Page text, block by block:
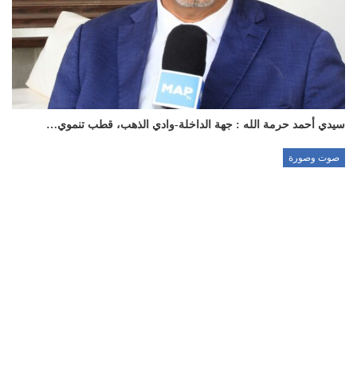
سيدي أحمد حرمة الله : جهة الداخلة-وادي الذهب، قطب تنموي…
صوت وصورة